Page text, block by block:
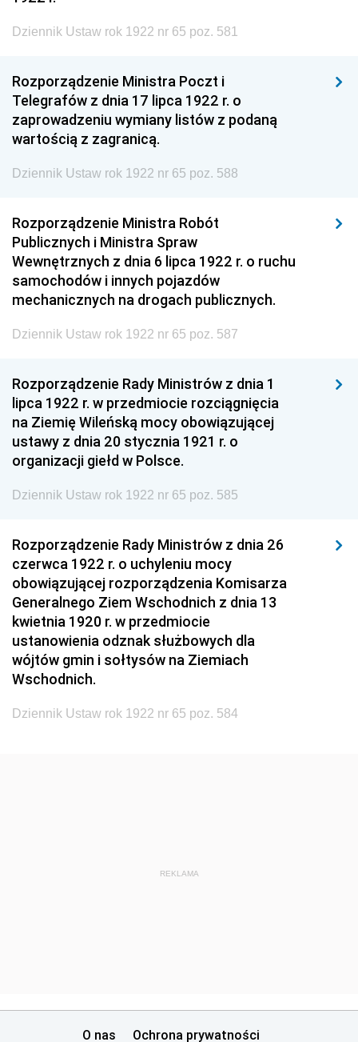
Dziennik Ustaw rok 1922 nr 65 poz. 581
Rozporządzenie Ministra Poczt i
Telegrafów z dnia 17 lipca 1922 r. o
zaprowadzeniu wymiany listów z podaną
wartością z zagranicą.
Dziennik Ustaw rok 1922 nr 65 poz. 588
Rozporządzenie Ministra Robót
Publicznych i Ministra Spraw
Wewnętrznych z dnia 6 lipca 1922 r. o ruchu
samochodów i innych pojazdów
mechanicznych na drogach publicznych.
Dziennik Ustaw rok 1922 nr 65 poz. 587
Rozporządzenie Rady Ministrów z dnia 1
lipca 1922 r. w przedmiocie rozciągnięcia
na Ziemię Wileńską mocy obowiązującej
ustawy z dnia 20 stycznia 1921 r. o
organizacji giełd w Polsce.
Dziennik Ustaw rok 1922 nr 65 poz. 585
Rozporządzenie Rady Ministrów z dnia 26
czerwca 1922 r. o uchyleniu mocy
obowiązującej rozporządzenia Komisarza
Generalnego Ziem Wschodnich z dnia 13
kwietnia 1920 r. w przedmiocie
ustanowienia odznak służbowych dla
wójtów gmin i sołtysów na Ziemiach
Wschodnich.
Dziennik Ustaw rok 1922 nr 65 poz. 584
REKLAMA
O nas Ochrona prywatności